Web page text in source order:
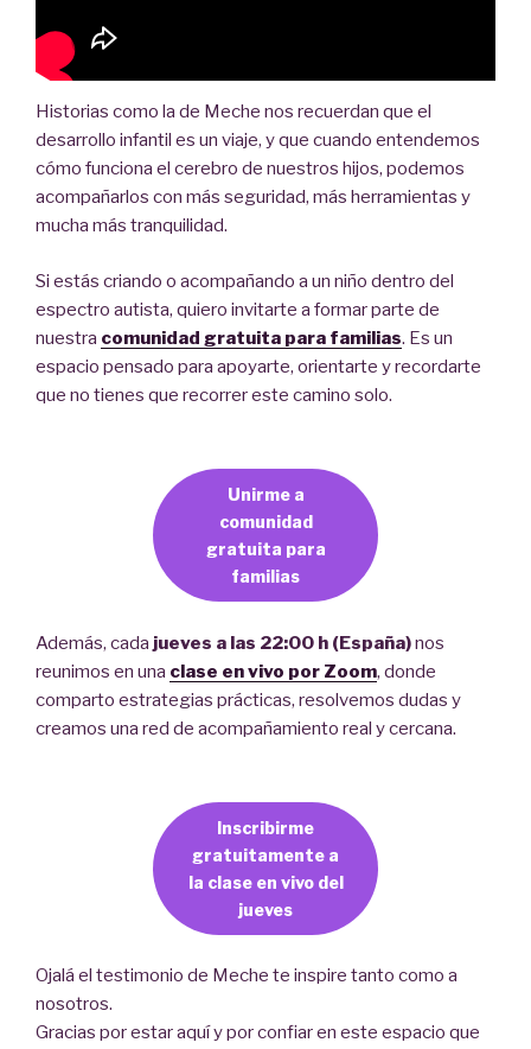
Historias como la de Meche nos recuerdan que el
desarrollo infantil es un viaje, y que cuando entendemos
cómo funciona el cerebro de nuestros hijos, podemos
acompañarlos con más seguridad, más herramientas y
mucha más tranquilidad.
Si estás criando o acompañando a un niño dentro del
espectro autista, quiero invitarte a formar parte de
nuestra comunidad gratuita para familias. Es un
espacio pensado para apoyarte, orientarte y recordarte
que no tienes que recorrer este camino solo.
Unirme a
comunidad
gratuita para
familias
Además, cada jueves a las 22:00 h (España)nos
reunimos en una clase en vivo por Zoom, donde
comparto estrategias prácticas, resolvemos dudas y
creamos una red de acompañamiento real y cercana.
Inscribirme
gratuitamente a
la clase en vivo del
jueves
Ojalá el testimonio de Meche te inspire tanto como a
nosotros.
Gracias por estar aquí y por confiar en este espacio que